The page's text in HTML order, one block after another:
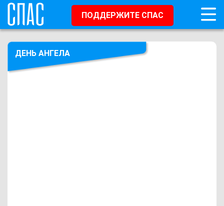
ПОДДЕРЖИТЕ СПАС
ДЕНЬ АНГЕЛА